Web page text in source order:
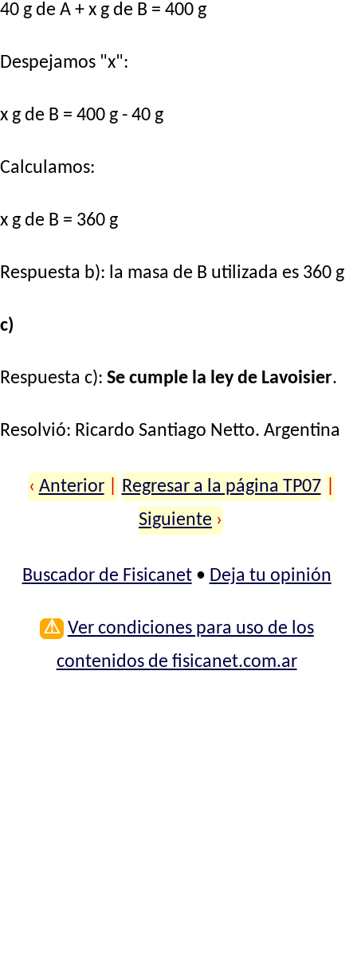
40 g de A + x g de B = 400 g
Despejamos "x":
x g de B = 400 g - 40 g
Calculamos:
x g de B = 360 g
Respuesta b): la masa de B utilizada es 360 g
c)
Respuesta c): Se cumple la ley de Lavoisier.
Resolvió: Ricardo Santiago Netto. Argentina
‹ Anterior Regresar a la página TP07
Siguiente ›
Buscador de Fisicanet• Deja tu opinión
⚠ Ver condiciones para uso de los
contenidos de fisicanet.com.ar